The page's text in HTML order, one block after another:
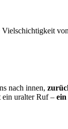
nach innen,
ein uralter Ruf – ein